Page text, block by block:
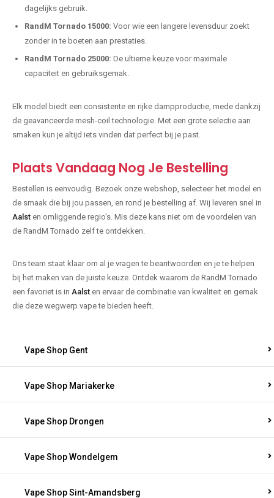
dagelijks gebruik.
RandM Tornado 15000: Voor wie een langere levensduur zoekt
zonder in te boeten aan prestaties.
RandM Tornado 25000: De ultieme keuze voor maximale
capaciteit en gebruiksgemak.
Elk model biedt een consistente en rijke dampproductie, mede dankzij
de geavanceerde mesh-coil technologie. Met een grote selectie aan
smaken kun je altijd iets vinden dat perfect bij je past.
Plaats Vandaag Nog Je Bestelling
Bestellen is eenvoudig. Bezoek onze webshop, selecteer het model en
de smaak die bij jou passen, en rond je bestelling af. Wij leveren snel in
Aalst en omliggende regio's. Mis deze kans niet om de voordelen van
de RandM Tornado zelf te ontdekken.
Ons team staat klaar om al je vragen te beantwoorden en je te helpen
bij het maken van de juiste keuze. Ontdek waarom de RandM Tornado
een favoriet is in Aalst en ervaar de combinatie van kwaliteit en gemak
die deze wegwerp vape te bieden heeft.
Vape Shop Gent
Vape Shop Mariakerke
Vape Shop Drongen
Vape Shop Wondelgem
Vape Shop Sint-Amandsberg